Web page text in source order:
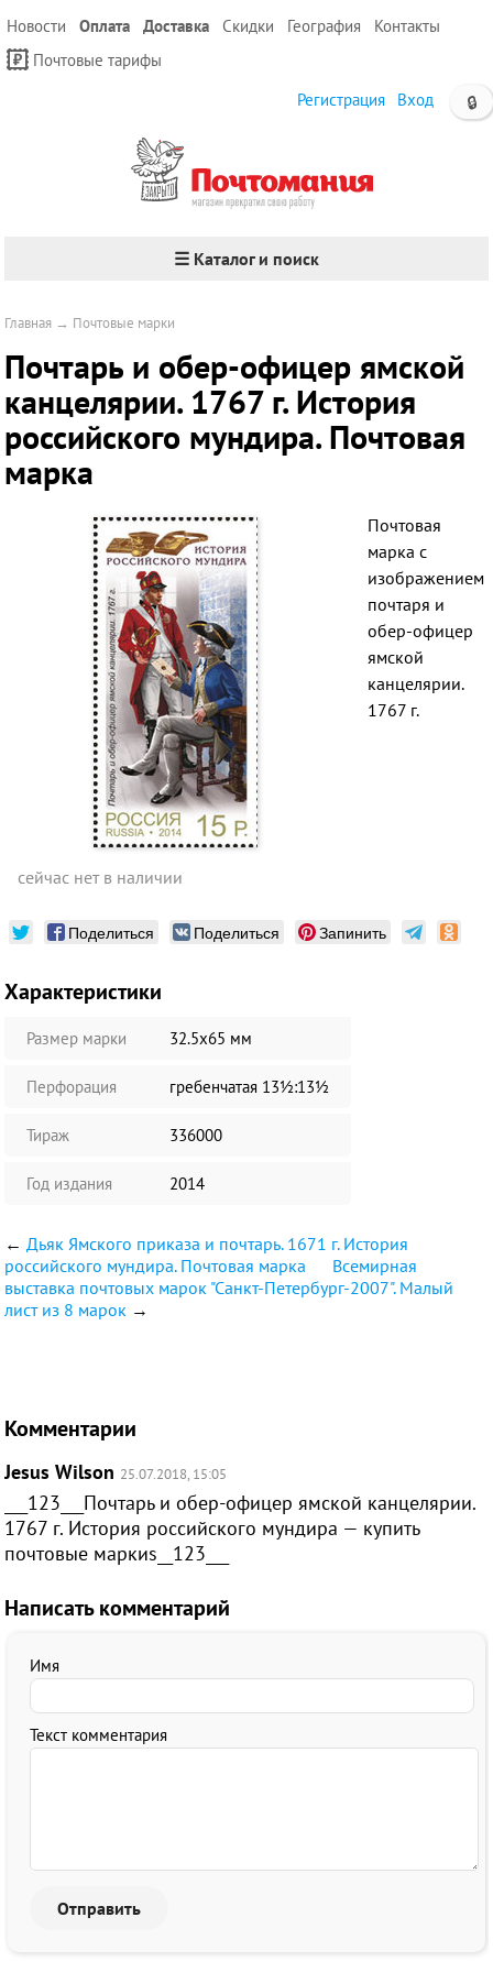
Новости Оплата Доставка Скидки География
Контакты
Почтовые тарифы
🔒
Регистрация Вход
☰ Каталог и поиск
Главная → Почтовые марки
Почтарь и обер-офицер ямской
канцелярии. 1767 г. История
российского мундира. Почтовая
марка
Почтовая
марка с
изображением
почтаря и
обер-офицер
ямской
канцелярии.
1767 г.
сейчас нет в наличии
Поделиться Поделиться Запинить
Характеристики
Размер марки 32.5х65 мм
Перфорация гребенчатая 13½:13½
Тираж 336000
Год издания 2014
←Дьяк Ямского приказа и почтарь. 1671 г. История
российского мундира. Почтовая марка
Всемирная
выставка почтовых марок "Санкт-Петербург-2007". Малый
лист из 8 марок →
Комментарии
Jesus Wilson 25.07.2018, 15:05
___123___Почтарь и обер-офицер ямской канцелярии.
1767 г. История российского мундира — купить
почтовые маркиs__123___
Написать комментарий
Имя
Текст комментария